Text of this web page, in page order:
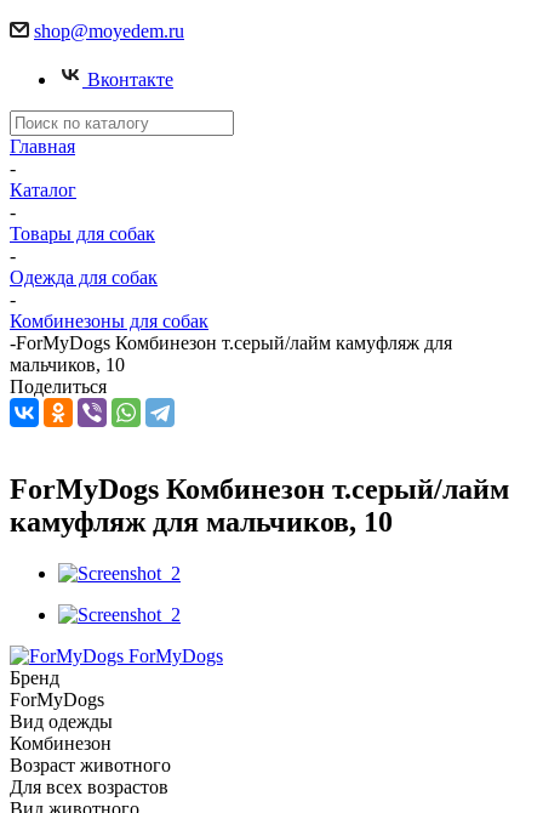
shop@moyedem.ru
Вконтакте
Главная
-
Каталог
-
Товары для собак
-
Одежда для собак
-
Комбинезоны для собак
-ForMyDogs Комбинезон т.серый/лайм камуфляж для
мальчиков, 10
Поделиться
ForMyDogs Комбинезон т.серый/лайм
камуфляж для мальчиков, 10
ForMyDogs
Бренд
ForMyDogs
Вид одежды
Комбинезон
Возраст животного
Для всех возрастов
Вид животного